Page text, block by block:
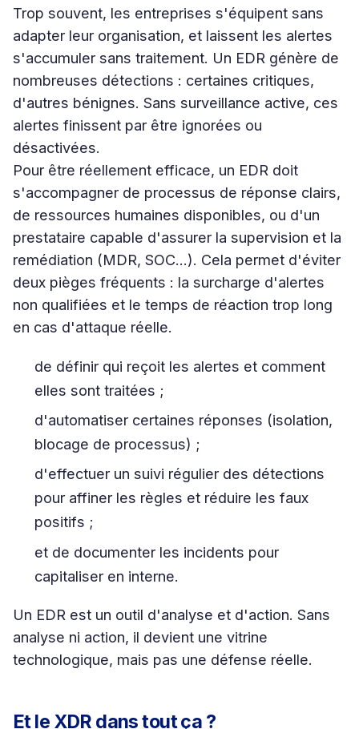
Trop souvent, les entreprises s'équipent sans
adapter leur organisation, et laissent les alertes
s'accumuler sans traitement. Un EDR génère de
nombreuses détections : certaines critiques,
d'autres bénignes. Sans surveillance active, ces
alertes finissent par être ignorées ou
désactivées.
Pour être réellement efficace, un EDR doit
s'accompagner de processus de réponse clairs,
de ressources humaines disponibles, ou d'un
prestataire capable d'assurer la supervision et la
remédiation (MDR, SOC…). Cela permet d'éviter
deux pièges fréquents : la surcharge d'alertes
non qualifiées et le temps de réaction trop long
en cas d'attaque réelle.
de définir qui reçoit les alertes et comment
elles sont traitées ;
d'automatiser certaines réponses (isolation,
blocage de processus) ;
d'effectuer un suivi régulier des détections
pour affiner les règles et réduire les faux
positifs ;
et de documenter les incidents pour
capitaliser en interne.
Un EDR est un outil d'analyse et d'action. Sans
analyse ni action, il devient une vitrine
technologique, mais pas une défense réelle.
Et le XDR dans tout ça ?